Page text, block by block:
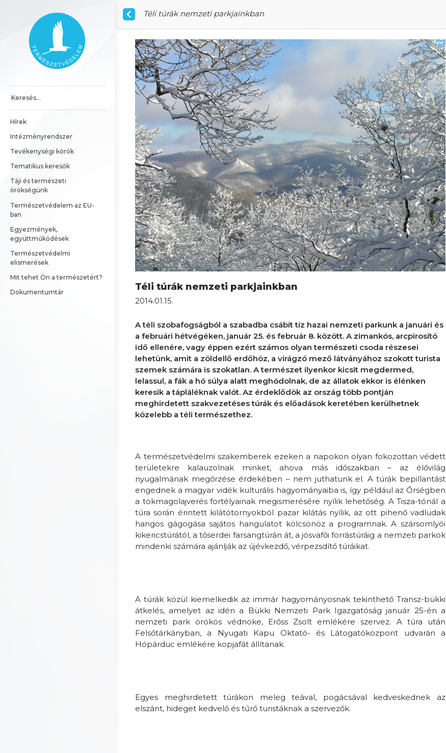
Főoldal
Hírek
Intézményrendszer
Tevékenységi körök
Tematikus keresők
Táji és természeti
örökségünk
Természetvédelem az EU-
ban
Egyezmények,
együttműködések
Természetvédelmi
elismerések
Mit tehet Ön a természetért?
Dokumentumtár
Téli túrák nemzeti parkjainkban
Téli túrák nemzeti parkjainkban
2014.01.15.
A téli szobafogságból a szabadba csábít tíz hazai nemzeti parkunk a januári és
a februári hétvégéken, január 25. és február 8. között. A zimankós, arcpirosító
idő ellenére, vagy éppen ezért számos olyan természeti csoda részesei
lehetünk, amit a zöldellő erdőhöz, a virágzó mező látványához szokott turista
szemek számára is szokatlan. A természet ilyenkor kicsit megdermed,
lelassul, a fák a hó súlya alatt meghódolnak, de az állatok ekkor is élénken
keresik a tápláléknak valót. Az érdeklődök az ország több pontján
meghirdetett szakvezetéses túrák és előadások keretében kerülhetnek
közelebb a téli természethez.
A természetvédelmi szakemberek ezeken a napokon olyan fokozottan védett
területekre kalauzolnak minket, ahova más időszakban – az élővilág
nyugalmának megőrzése érdekében – nem juthatunk el. A túrák bepillantást
engednek a magyar vidék kulturális hagyományaiba is, így például az Őrségben
a tökmagolajverés fortélyainak megismerésére nyílik lehetőség. A Tisza-tónál a
túra során érintett kilátótornyokból pazar kilátás nyílik, az ott pihenő vadludak
hangos gágogása sajátos hangulatot kölcsönöz a programnak. A szársomlyói
kikericstúrától, a tőserdei farsangtúrán át, a jósvafői forrástúráig a nemzeti parkok
mindenki számára ajánlják az újévkezdő, vérpezsdítő túráikat.
A túrák közül kiemelkedik az immár hagyományosnak tekinthető Transz-bükki
átkelés, amelyet az idén a Bükki Nemzeti Park Igazgatóság január 25-én a
nemzeti park örökös védnöke, Erőss Zsolt emlékére szervez. A túra után
Felsőtárkányban, a Nyugati Kapu Oktató- és Látogatóközpont udvarán a
Hópárduc emlékére kopjafát állítanak.
Egyes meghirdetett túrákon meleg teával, pogácsával kedveskednek az
elszánt, hideget kedvelő és tűrő turistáknak a szervezők.